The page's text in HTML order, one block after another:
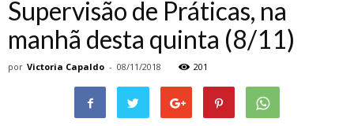
Supervisão de Práticas, na
manhã desta quinta (8/11)
por Victoria Capaldo - 08/11/2018 201